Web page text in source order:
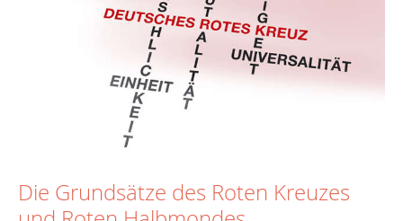
Die Grundsätze des Roten Kreuzes